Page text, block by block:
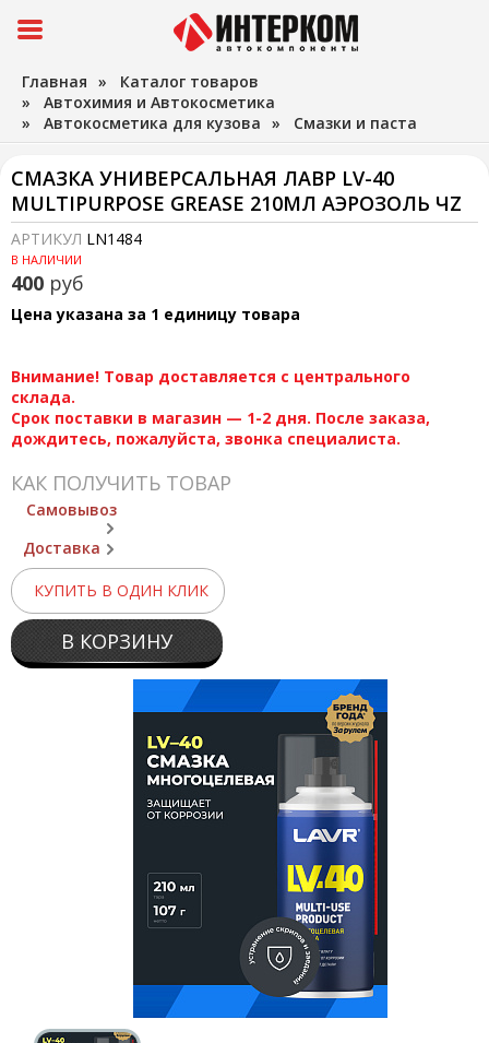
Главная » Каталог товаров
» Автохимия и Автокосметика
» Автокосметика для кузова » Смазки и паста
СМАЗКА УНИВЕРСАЛЬНАЯ ЛАВР LV-40
MULTIPURPOSE GREASE 210МЛ АЭРОЗОЛЬ ЧZ
АРТИКУЛ LN1484
В НАЛИЧИИ
400 руб
Цена указана за 1 единицу товара
Внимание! Товар доставляется с центрального
склада.
Срок поставки в магазин — 1-2 дня. После заказа,
дождитесь, пожалуйста, звонка специалиста.
КАК ПОЛУЧИТЬ ТОВАР
Самовывоз
Доставка
КУПИТЬ В ОДИН КЛИК
В КОРЗИНУ